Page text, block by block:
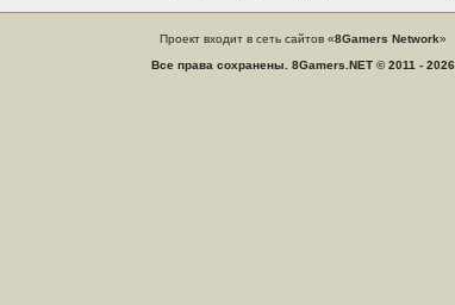
Проект входит в сеть сайтов «8Gamers Network»
Все права сохранены. 8Gamers.NET © 2011 - 2026